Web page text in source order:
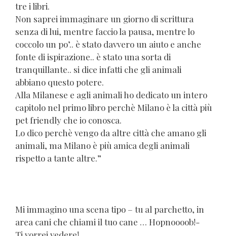
tre i libri.
Non saprei immaginare un giorno di scrittura
senza di lui, mentre faccio la pausa, mentre lo
coccolo un po’.. è stato davvero un aiuto e anche
fonte di ispirazione.. è stato una sorta di
tranquillante.. si dice infatti che gli animali
abbiano questo potere.
Alla Milanese e agli animali ho dedicato un intero
capitolo nel primo libro perchè Milano è la città più
pet friendly che io conosca.
Lo dico perchè vengo da altre città che amano gli
animali, ma Milano è più amica degli animali
rispetto a tante altre.”
Mi immagino una scena tipo – tu al parchetto, in
area cani che chiami il tuo cane … Hopnoooob!-